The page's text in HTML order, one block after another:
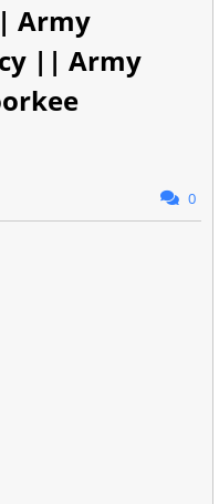
Army
|| Army
0